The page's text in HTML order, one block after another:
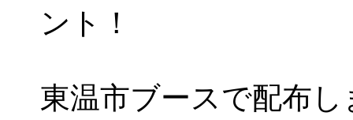
ント！
東温市ブースで配布